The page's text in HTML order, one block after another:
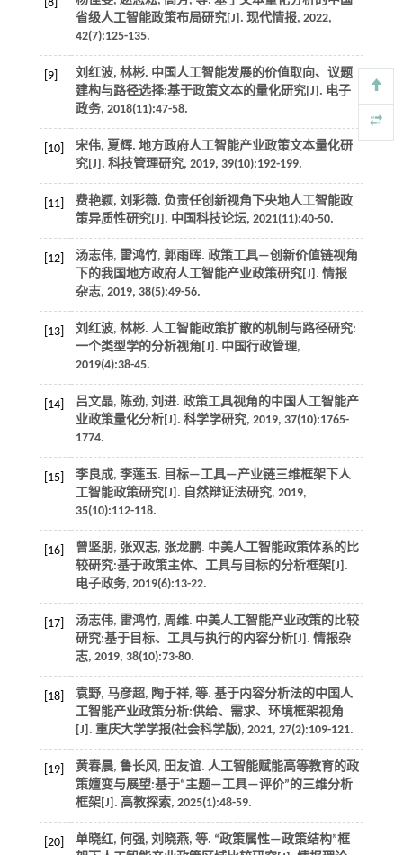
[8]
省级人工智能政策布局研究[J]. 现代情报, 2022,
42(7):125-135.
[9]
刘红波, 林彬. 中国人工智能发展的价值取向、议题
建构与路径选择:基于政策文本的量化研究[J]. 电子
政务, 2018(11):47-58.
[10]
宋伟, 夏辉. 地方政府人工智能产业政策文本量化研
究[J]. 科技管理研究, 2019, 39(10):192-199.
[11]
费艳颖, 刘彩薇. 负责任创新视角下央地人工智能政
策异质性研究[J]. 中国科技论坛, 2021(11):40-50.
[12]
汤志伟, 雷鸿竹, 郭雨晖. 政策工具—创新价值链视角
下的我国地方政府人工智能产业政策研究[J]. 情报
杂志, 2019, 38(5):49-56.
[13]
刘红波, 林彬. 人工智能政策扩散的机制与路径研究:
一个类型学的分析视角[J]. 中国行政管理,
2019(4):38-45.
[14]
吕文晶, 陈劲, 刘进. 政策工具视角的中国人工智能产
业政策量化分析[J]. 科学学研究, 2019, 37(10):1765-
1774.
[15]
李良成, 李莲玉. 目标—工具—产业链三维框架下人
工智能政策研究[J]. 自然辩证法研究, 2019,
35(10):112-118.
[16]
曾坚朋, 张双志, 张龙鹏. 中美人工智能政策体系的比
较研究:基于政策主体、工具与目标的分析框架[J].
电子政务, 2019(6):13-22.
[17]
汤志伟, 雷鸿竹, 周维. 中美人工智能产业政策的比较
研究:基于目标、工具与执行的内容分析[J]. 情报杂
志, 2019, 38(10):73-80.
[18] 袁野, 马彦超, 陶于祥, 等. 基于内容分析法的中国人
工智能产业政策分析:供给、需求、环境框架视角
[J]. 重庆大学学报(社会科学版), 2021, 27(2):109-121.
[19]
黄春晨, 鲁长风, 田友谊. 人工智能赋能高等教育的政
策嬗变与展望:基于“主题—工具—评价”的三维分析
框架[J]. 高教探索, 2025(1):48-59.
[20] 单晓红, 何强, 刘晓燕, 等. “政策属性—政策结构”框